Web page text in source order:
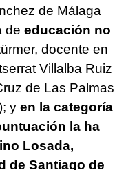
de Málaga
de educación no
docente en
Villalba Ruiz
de Las Palmas
y en la categoría
la ha
Losada,
de Santiago de